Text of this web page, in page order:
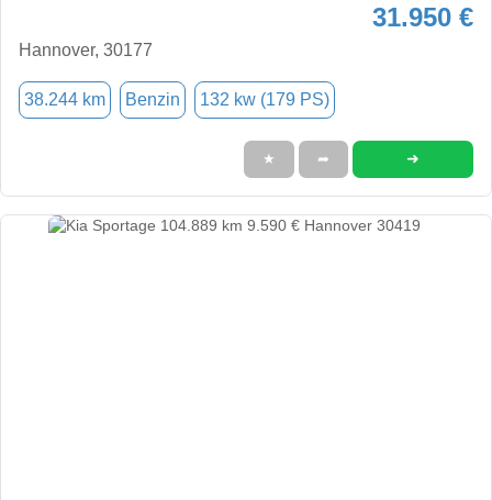
31.950 €
Hannover, 30177
38.244 km Benzin 132 kw (179 PS)
★ ➦ ➜